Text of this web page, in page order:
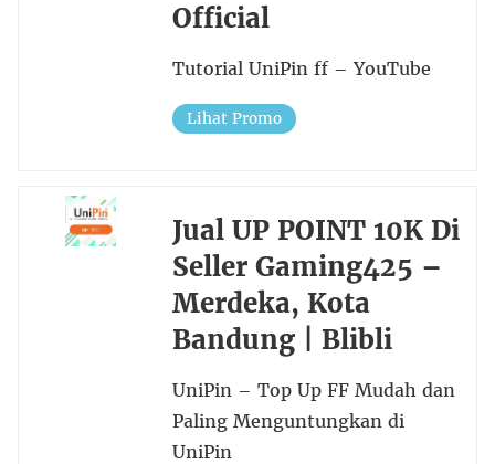
Official
Tutorial UniPin ff – YouTube
Lihat Promo
Jual UP POINT 10K Di
Seller Gaming425 –
Merdeka, Kota
Bandung | Blibli
UniPin – Top Up FF Mudah dan
Paling Menguntungkan di
UniPin